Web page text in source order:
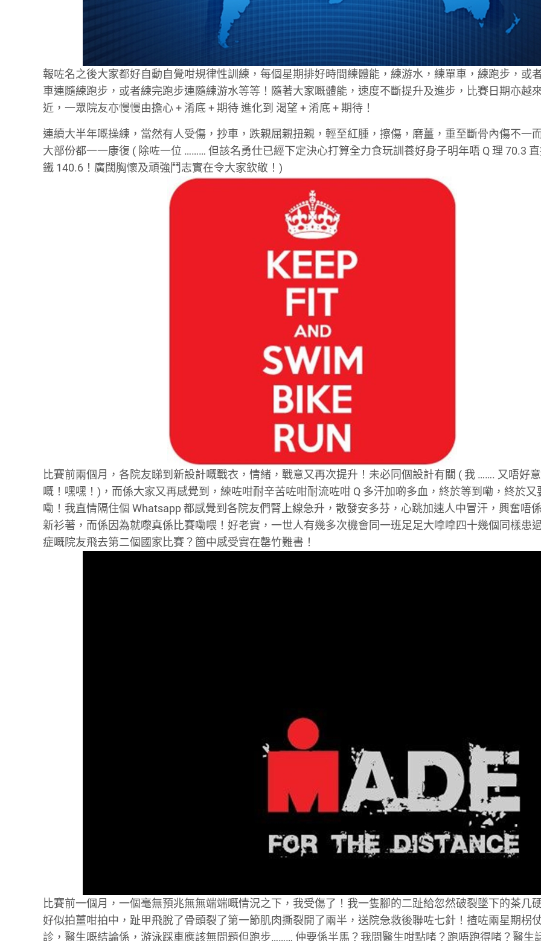
報咗名之後大家都好自動自覺咁規律性訓練，每個星期排好時間練體能，練游水，練單車，練跑步，或
車連隨練跑步，或者練完跑步連隨練游水等等！隨著大家嘅體能，速度不斷提升及進步，比賽日期亦越
近，一眾院友亦慢慢由擔心 + 淆底 + 期待 進化到 渴望 + 淆底 + 期待！
連續大半年嘅操練，當然有人受傷，抄車，跌親屈親扭親，輕至紅腫，擦傷，磨薑，重至斷骨內傷不一
大部份都一一康復 ( 除咗一位 ……… 但該名勇仕已經下定決心打算全力食玩訓養好身子明年唔 Q 理 70.3
鐵 140.6！廣闊胸懷及頑強鬥志實在令大家欽敬！)
比賽前兩個月，各院友睇到新設計嘅戰衣，情緒，戰意又再次提升！未必同個設計有關 ( 我 ……. 又唔好
嘅！嘿嘿！)，而係大家又再感覺到，練咗咁耐辛苦咗咁耐流咗咁 Q 多汗加啲多血，終於等到嘞，終於又
嘞！我直情隔住個 Whatsapp 都感覺到各院友們腎上線急升，散發安多芬，心跳加速人中冒汗，興奮唔
新衫著，而係因為就嚟真係比賽嘞喂！好老實，一世人有幾多次機會同一班足足大嗱嗱四十幾個同樣患
症嘅院友飛去第二個國家比賽？箇中感受實在罄竹難書！
比賽前一個月，一個毫無預兆無無端端嘅情況之下，我受傷了！我一隻腳的二趾給忽然破裂墜下的茶几
好似拍薑咁拍中，趾甲飛脫了骨頭裂了第一節肌肉撕裂開了兩半，送院急救後聯咗七針！揸咗兩星期柺
診，醫生嘅結論係，游泳踩車應該無問題但跑步……… 仲要係半馬？我問醫生咁點啫？跑唔跑得啫？醫生